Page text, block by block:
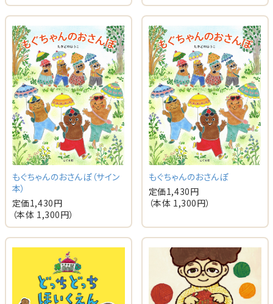
もぐちゃんのおさんぽ（サイン
本）
定価1,430円
（本体 1,300円）
もぐちゃんのおさんぽ
定価1,430円
（本体 1,300円）